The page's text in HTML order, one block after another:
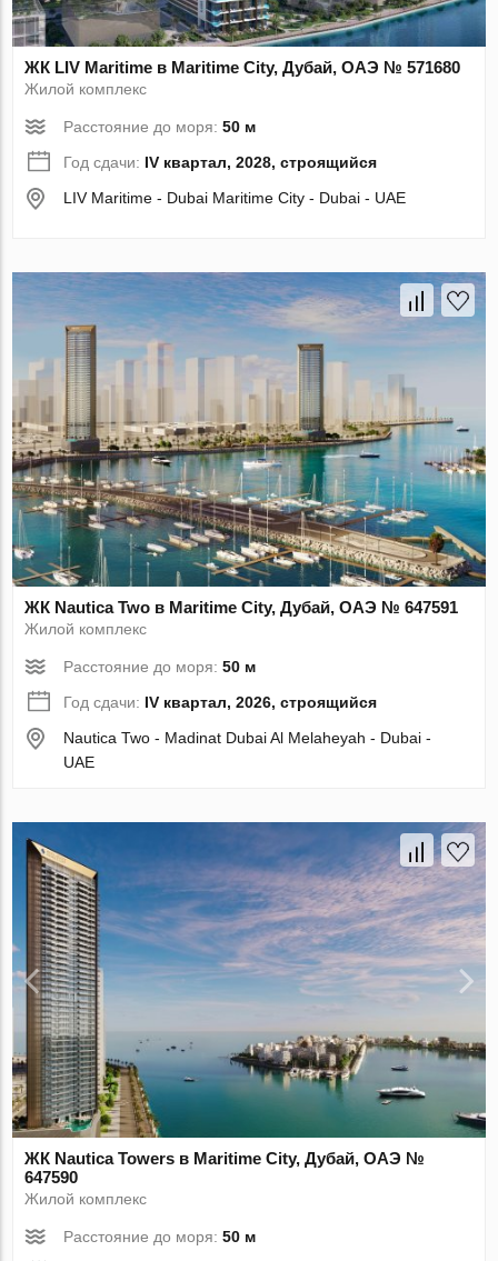
ЖК LIV Maritime в Maritime City, Дубай, ОАЭ № 571680
Жилой комплекс
Расстояние до моря:50 м
Год сдачи: IV квартал, 2028, строящийся
LIV Maritime - Dubai Maritime City - Dubai - UAE
ЖК Nautica Two в Maritime City, Дубай, ОАЭ № 647591
Жилой комплекс
Расстояние до моря:50 м
Год сдачи: IV квартал, 2026, строящийся
Nautica Two - Madinat Dubai Al Melaheyah - Dubai -
UAE
ЖК Nautica Towers в Maritime City, Дубай, ОАЭ №
647590
Жилой комплекс
Расстояние до моря:50 м